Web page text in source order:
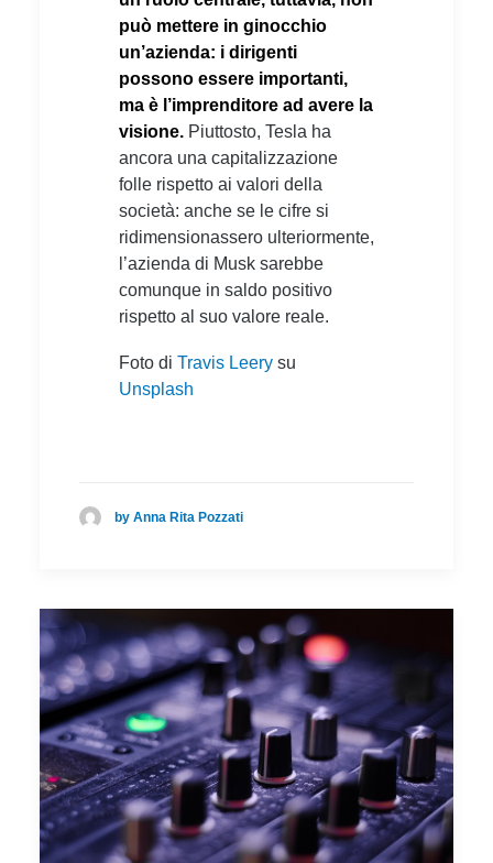
può mettere in ginocchio
un’azienda: i dirigenti
possono essere importanti,
ma è l’imprenditore ad avere la
visione. Piuttosto, Tesla ha
ancora una capitalizzazione
folle rispetto ai valori della
società: anche se le cifre si
ridimensionassero ulteriormente,
l’azienda di Musk sarebbe
comunque in saldo positivo
rispetto al suo valore reale.
Foto di Travis Leery su
Unsplash
by Anna Rita Pozzati